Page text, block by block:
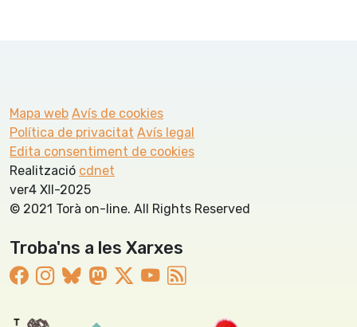
Mapa web Avís de cookies
Política de privacitat Avís legal
Edita consentiment de cookies
Realització cdnet
ver4 XII-2025
© 2021 Torà on-line. All Rights Reserved
Troba'ns a les Xarxes